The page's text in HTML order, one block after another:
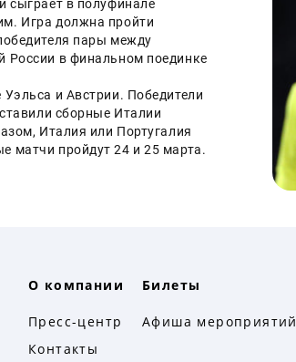
сыграет в полуфинале
Игра должна пройти
пары между
России в финальном поединке
и Австрии. Победители
сборные Италии
Италия или Португалия
пройдут 24 и 25 марта.
О компании
Пресс-центр
Контакты
Билеты
Афиша мероприятий